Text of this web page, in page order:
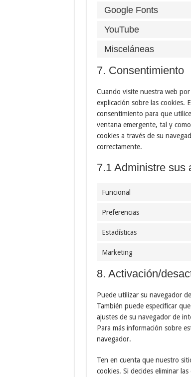
Google Fonts
YouTube
Misceláneas
7. Consentimiento
Cuando visite nuestra web
explicación sobre las cookies.
consentimiento para que
ventana emergente, tal y
cookies a través de su
correctamente.
7.1 Administre sus
Funcional
Preferencias
Estadísticas
Marketing
8. Activación/
Puede utilizar su navegador
También puede especificar
ajustes de su navegador de
Para más información sobre
navegador.
Ten en cuenta que nuestro
cookies. Si decides eliminar